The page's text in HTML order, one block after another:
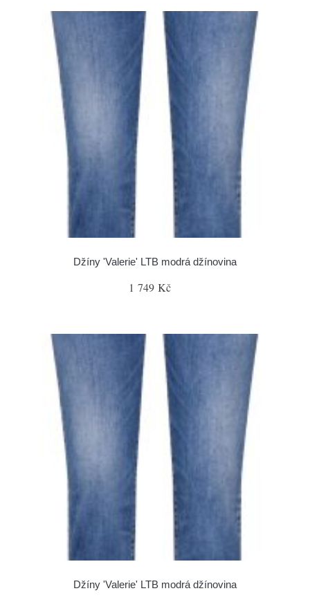
Džíny 'Valerie' LTB modrá džínovina
1 749 Kč
Džíny 'Valerie' LTB modrá džínovina